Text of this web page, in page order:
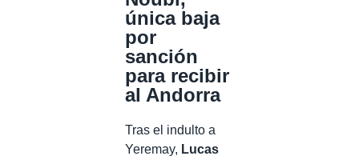
única baja
por
sanción
para recibir
al Andorra
Tras el indulto a
Yeremay, Lucas